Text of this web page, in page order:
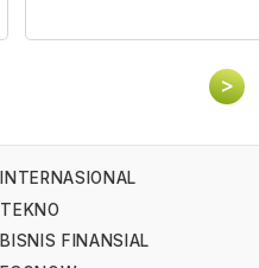
>
INTERNASIONAL
TEKNO
BISNIS FINANSIAL